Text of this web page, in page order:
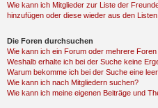
Wie kann ich Mitglieder zur Liste der
hinzufügen oder diese wieder aus den
Die Foren durchsuchen
Wie kann ich ein Forum oder mehrere
Weshalb erhalte ich bei der Suche keine
Warum bekomme ich bei der Suche eine
Wie kann ich nach Mitgliedern suchen?
Wie kann ich meine eigenen Beiträge und